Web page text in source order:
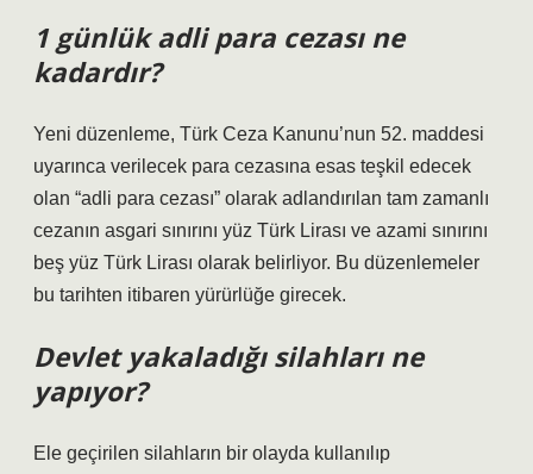
1 günlük adli para cezası ne
kadardır?
Yeni düzenleme, Türk Ceza Kanunu’nun 52. maddesi
uyarınca verilecek para cezasına esas teşkil edecek
olan “adli para cezası” olarak adlandırılan tam zamanlı
cezanın asgari sınırını yüz Türk Lirası ve azami sınırını
beş yüz Türk Lirası olarak belirliyor. Bu düzenlemeler
bu tarihten itibaren yürürlüğe girecek.
Devlet yakaladığı silahları ne
yapıyor?
Ele geçirilen silahların bir olayda kullanılıp